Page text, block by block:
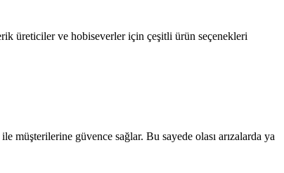
üreticiler ve hobiseverler için çeşitli ürün seçenekleri
güvence sağlar. Bu sayede olası arızalarda ya